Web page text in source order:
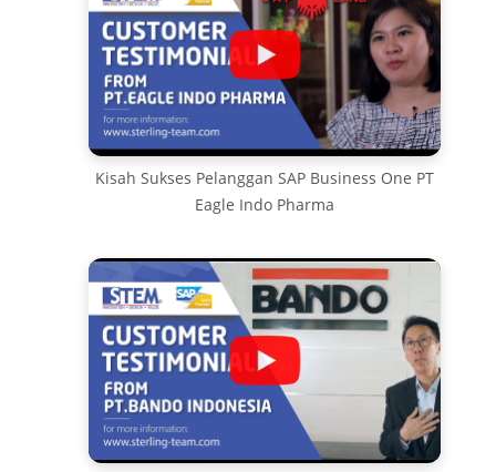
Kisah Sukses Pelanggan SAP Business One PT
Eagle Indo Pharma